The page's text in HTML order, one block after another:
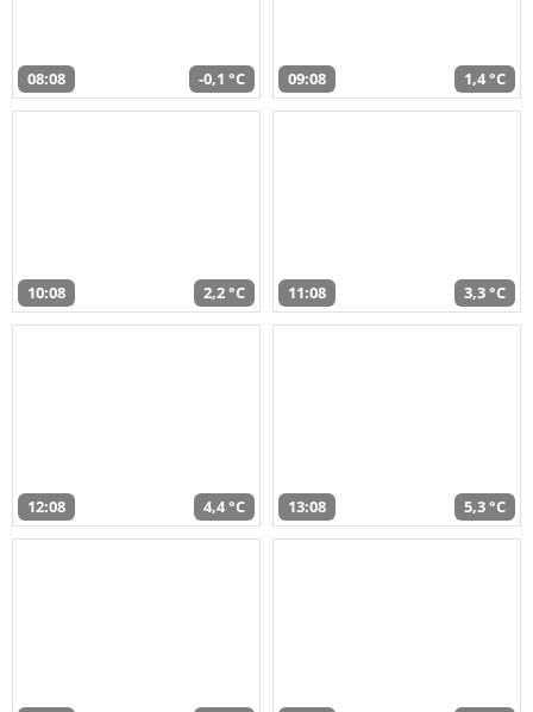
08:08 -0,1 °C 09:08 1,4 °C
10:08 2,2 °C 11:08 3,3 °C
12:08 4,4 °C 13:08 5,3 °C